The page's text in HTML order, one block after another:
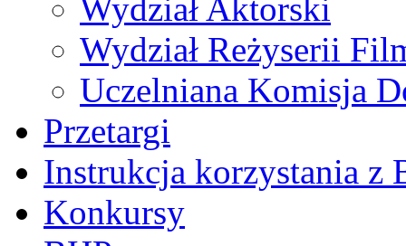
Wydział Aktorski
Wydział Reżyserii
Uczelniana Komisja
Przetargi
Instrukcja korzystania z
Konkursy